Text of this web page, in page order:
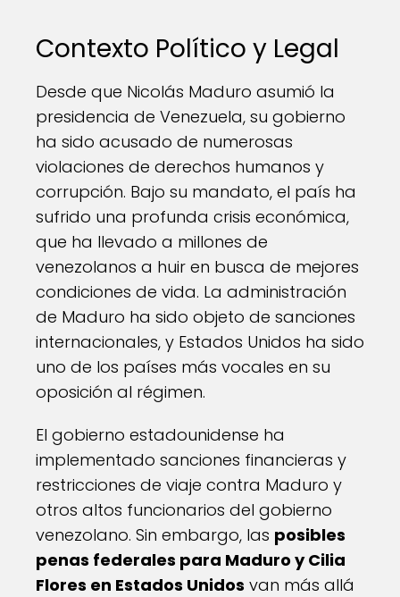
Contexto Político y Legal
Desde que Nicolás Maduro asumió la
presidencia de Venezuela, su gobierno
ha sido acusado de numerosas
violaciones de derechos humanos y
corrupción. Bajo su mandato, el país ha
sufrido una profunda crisis económica,
que ha llevado a millones de
venezolanos a huir en busca de mejores
condiciones de vida. La administración
de Maduro ha sido objeto de sanciones
internacionales, y Estados Unidos ha sido
uno de los países más vocales en su
oposición al régimen.
El gobierno estadounidense ha
implementado sanciones financieras y
restricciones de viaje contra Maduro y
otros altos funcionarios del gobierno
venezolano. Sin embargo, las posibles
penas federales para Maduro y Cilia
Flores en Estados Unidos van más allá